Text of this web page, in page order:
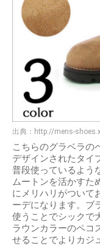
出典： http://mens-
こちらのグラベラの
デザインされたタイ
普段使っているよう
ムートンを活かすた
にメリハリがついて
ーデになります。ブ
使うことでシックで
ラウンカラーのペコ
せることでよりカジ